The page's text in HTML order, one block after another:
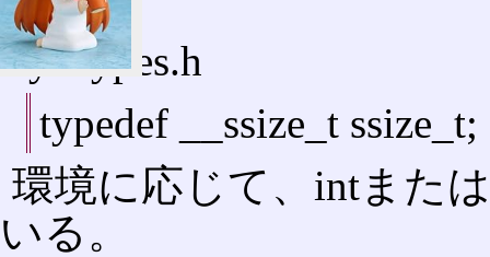
sys/types.h
typedef __ssize_t ssize_t;
環境に応じて、intまた
いる。